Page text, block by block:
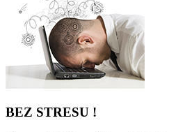
BEZ STRESU !